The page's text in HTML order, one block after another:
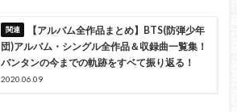
【アルバム全作品まとめ】BTS(防弾少年
団)アルバム・シングル全作品＆収録曲一覧集！
バンタンの今までの軌跡をすベて振り返る！
2020.06.09